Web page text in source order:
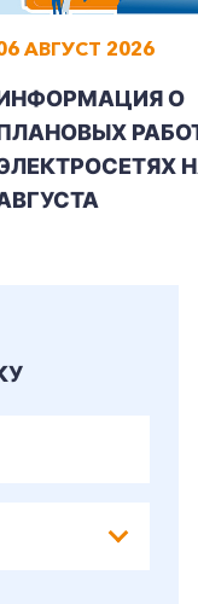
АВГУСТ 2026
О